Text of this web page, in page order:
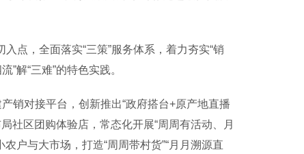
，全面落实“三策”服务体系，着力夯实“销
解“三难”的特色实践。
对接平台，创新推出“政府搭台+原产地直播
社区团购体验店，常态化开展“周周有活动、月
户与大市场，打造“周周带村货”“月月溯源直